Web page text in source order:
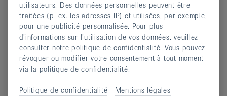
continuer
utilisateurs. Des données personnelles peuvent être
traitées (p. ex. les adresses IP) et utilisées, par exemple,
pour une publicité personnalisée. Pour plus
d’informations sur l’utilisation de vos données, veuillez
consulter notre politique de confidentialité. Vous pouvez
révoquer ou modifier votre consentement à tout moment
via la politique de confidentialité.
Politique de confidentialité Mentions légales